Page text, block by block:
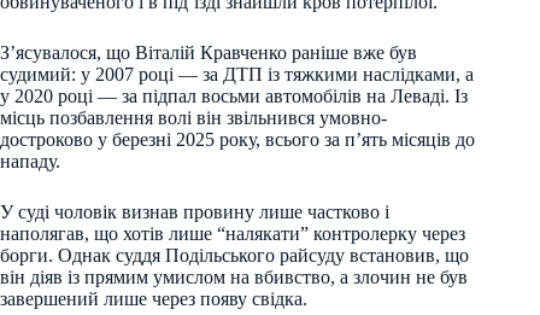
З’ясувалося, що Віталій Кравченко раніше вже був
судимий: у 2007 році — за ДТП із тяжкими наслідками, а
у 2020 році — за підпал восьми автомобілів на Леваді. Із
місць позбавлення волі він звільнився умовно-
достроково у березні 2025 року, всього за п’ять місяців до
нападу.
У суді чоловік визнав провину лише частково і
наполягав, що хотів лише “налякати” контролерку через
борги. Однак суддя Подільського райсуду встановив, що
він діяв із прямим умислом на вбивство, а злочин не був
завершений лише через появу свідка.